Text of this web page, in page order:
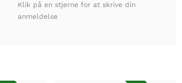
Klik på en stjerne for at skrive din
anmeldelse